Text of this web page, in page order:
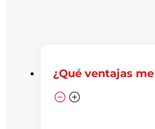
¿Qué ventajas